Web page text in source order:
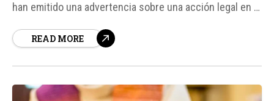
han emitido una advertencia sobre una acción legal en el
aborto en el país, lo que consideran una amenaza directa
READ MORE